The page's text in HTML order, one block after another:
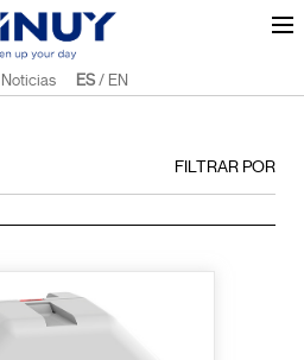
ES/ EN
FILTRAR POR